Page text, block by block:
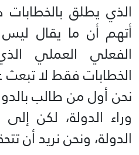
الذي يطلق
أتهم أن ما يقال ليس
الفعلي العملي
الخطابات فقط لا
نحن أول من طالب
وراء الدولة، لكن
الدولة، ونحن نريد أن